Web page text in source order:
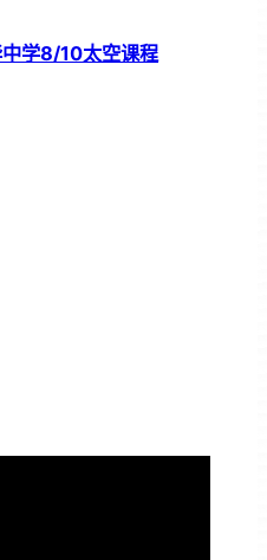
学8/10太空课程